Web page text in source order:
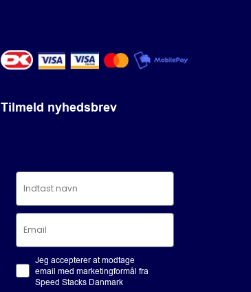
Tilmeld nyhedsbrev
Jeg accepterer at modtage
email med marketingformål fra
Speed Stacks Danmark